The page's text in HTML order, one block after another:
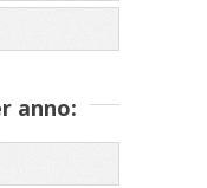
anno: